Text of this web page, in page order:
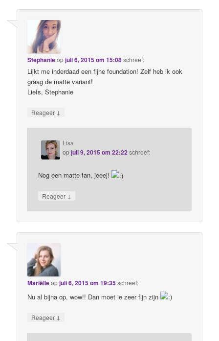
Stephanieopjuli 6, 2015 om 15:08schreef:
Lijkt me inderdaad een fijne foundation! Zelf heb ik ook
graag de matte variant!
Liefs, Stephanie
Reageer ↓
Lisa
opjuli 9, 2015 om 22:22schreef:
Nog een matte fan, jeeej!
Reageer ↓
Mariëlleopjuli 6, 2015 om 19:35 schreef:
Nu al bijna op, wow!! Dan moet ie zeer fijn zijn
Reageer ↓